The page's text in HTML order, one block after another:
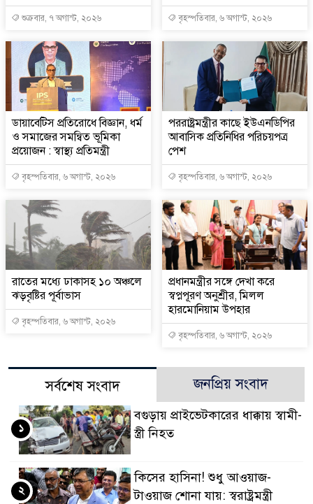
শুক্রবার, ৭ অগাস্ট, ২০২৬ বৃহস্পতিবার, ৬ অগাস্ট, ২০২৬
ডায়াবেটিস প্রতিরোধে বিজ্ঞান, ধর্ম
ও সমাজের সমন্বিত ভূমিকা
প্রয়োজন : স্বাস্থ্য প্রতিমন্ত্রী
বৃহস্পতিবার, ৬ অগাস্ট, ২০২৬
পররাষ্ট্রমন্ত্রীর কা‌ছে ইউএনডিপির
আবাসিক প্রতিনিধির পরিচয়পত্র
পেশ
বৃহস্পতিবার, ৬ অগাস্ট, ২০২৬
রাতের মধ্যে ঢাকাসহ ১০ অঞ্চলে
ঝড়বৃষ্টির পূর্বাভাস
বৃহস্পতিবার, ৬ অগাস্ট, ২০২৬
প্রধানমন্ত্রীর সঙ্গে দেখা করে
স্বপ্নপূরণ অনুশ্রীর, মিলল
হারমোনিয়াম উপহার
বৃহস্পতিবার, ৬ অগাস্ট, ২০২৬
সর্বশেষ সংবাদ জনপ্রিয় সংবাদ
বগুড়ায় প্রাইভেটকারের ধাক্কায় স্বামী-
স্ত্রী নিহত
১
কিসের হাসিনা! শুধু আওয়াজ-
টাওয়াজ শোনা যায়: স্বরাষ্ট্রমন্ত্রী
২